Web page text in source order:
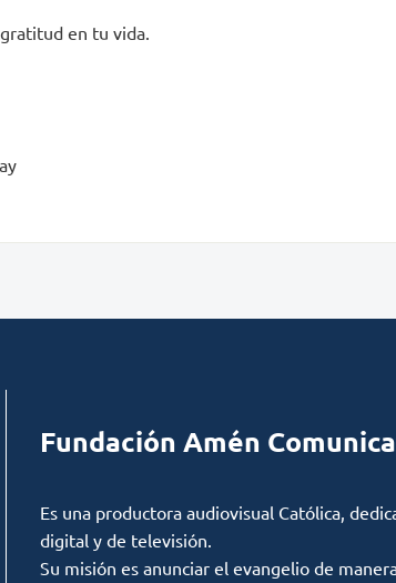
en tu vida.
Fundación Amén
Es una productora audiovisual Católica,
digital y de televisión.
Su misión es anunciar el evangelio de